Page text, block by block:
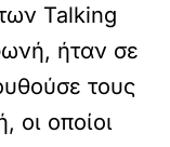
Talking
ήταν σε
τους
οι οποίοι